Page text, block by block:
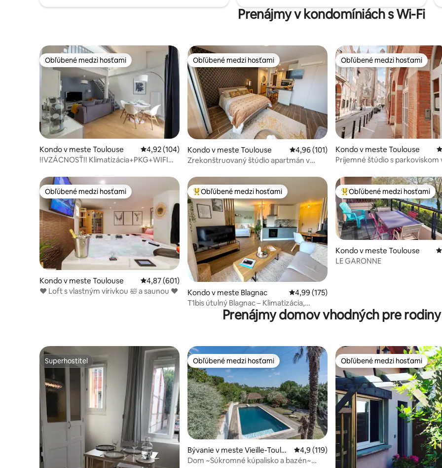
Prenájmy v kondomíniách s Wi-Fi
Obľúbené medzi hosťami
Obľúbené medzi hosťami
Kondo v meste Toulouse Priemerné ohodnotenie 4,92 z 5, počet hodnotení: 104
4,92 (104)
!!VZÁCNOSŤ!! Klimatizácia+PKG+WIFI
Obľúbené medzi hosťami
Obľúbené medzi hosťami
Kondo v meste Toulouse Priemerné ohodnotenie 4,96 z 5, počet
4,96 (101)
Zrekonštruovaný štúdio apartmán v
Obľúbené medzi hosťami
Obľúbené medzi hosťami
Kondo v meste Toulouse
Príjemné štúdio s parkoviskom
Obľúbené medzi hosťami
Obľúbené medzi hosťami
Kondo v meste Toulouse Priemerné ohodnotenie 4,87 z 5, počet hodnotení: 601
4,87 (601)
♥️ Loft s vlastným vírivkou 🛀 a saunou ♥️
Najobľúbenejšie medzi hosťami
Obľúbené medzi hosťami
Kondo v meste Blagnac Priemerné ohodnotenie 4,99 z 5, počet
4,99 (175)
T1bis útulný Blagnac – Klimatizácia,
parkovanie, električka/letisko
Najobľúbenejšie medzi hosťami
Obľúbené medzi hosťami
Kondo v meste Toulouse
LE GARONNE
Prenájmy domov vhodných pre rodiny
Superhostiteľ
Superhostiteľ Obľúbené medzi hosťami
Obľúbené medzi hosťami
Bývanie v meste Vieille-Toulo
use
Priemerné ohodnotenie 4,9 z 5, počet
4,9 (119)
Dom ~Súkromné kúpalisko a bazén~
Obľúbené medzi hosťami
Obľúbené medzi hosťami